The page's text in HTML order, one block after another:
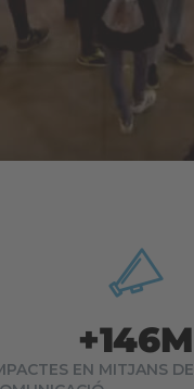
EN MITJANS DE
+146M